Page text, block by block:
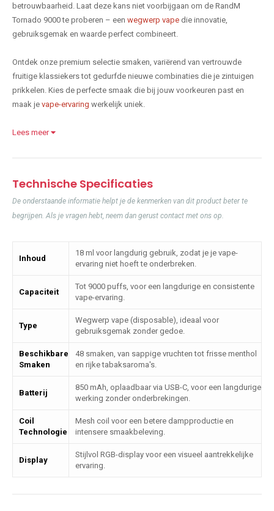
betrouwbaarheid. Laat deze kans niet voorbijgaan om de RandM
Tornado 9000 te proberen – een wegwerp vape die innovatie,
gebruiksgemak en waarde perfect combineert.
Ontdek onze premium selectie smaken, variërend van vertrouwde
fruitige klassiekers tot gedurfde nieuwe combinaties die je zintuigen
prikkelen. Kies de perfecte smaak die bij jouw voorkeuren past en
maak je vape-ervaring werkelijk uniek.
Lees meer
Technische Specificaties
De onderstaande informatie helpt je de kenmerken van dit product beter te
begrijpen. Als je vragen hebt, neem dan gerust contact met ons op.
Inhoud
18 ml voor langdurig gebruik, zodat je je vape-
ervaring niet hoeft te onderbreken.
Capaciteit
Tot 9000 puffs, voor een langdurige en consistente
vape-ervaring.
Type
Wegwerp vape (disposable), ideaal voor
gebruiksgemak zonder gedoe.
Beschikbare
Smaken
48 smaken, van sappige vruchten tot frisse menthol
en rijke tabaksaroma's.
Batterij
850 mAh, oplaadbaar via USB-C, voor een langdurige
werking zonder onderbrekingen.
Coil
Technologie
Mesh coil voor een betere dampproductie en
intensere smaakbeleving.
Display
Stijlvol RGB-display voor een visueel aantrekkelijke
ervaring.